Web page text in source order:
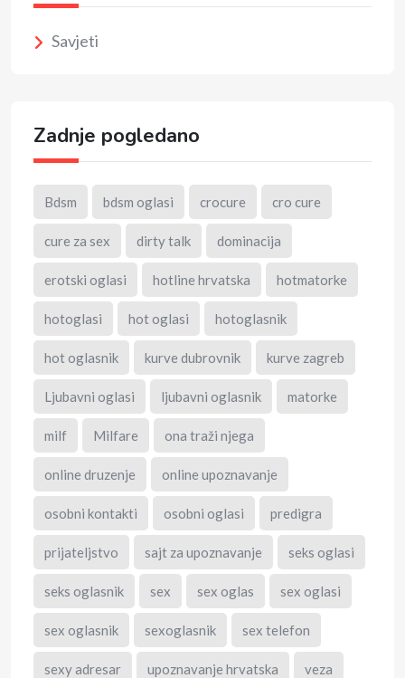
Savjeti
Zadnje pogledano
Bdsm bdsm oglasi crocure cro cure
cure za sex dirty talk dominacija
erotski oglasi hotline hrvatska hotmatorke
hotoglasi hot oglasi hotoglasnik
hot oglasnik kurve dubrovnik kurve zagreb
Ljubavni oglasi ljubavni oglasnik matorke
milf Milfare ona traži njega
online druzenje online upoznavanje
osobni kontakti osobni oglasi predigra
prijateljstvo sajt za upoznavanje seks oglasi
seks oglasnik sex sex oglas sex oglasi
sex oglasnik sexoglasnik sex telefon
sexy adresar upoznavanje hrvatska veza